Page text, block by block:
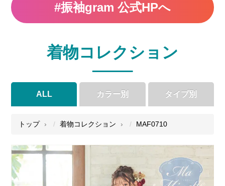
#振袖gram 公式HPへ
着物コレクション
ALL カラー別
● ● ● ●
● ● ●
●
タイプ別
トップ 着物コレクション MAF0710